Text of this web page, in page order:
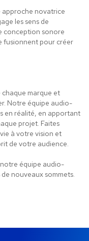
approche novatrice
les sens de
conception sonore
fusionnent pour créer
chaque marque et
Notre équipe audio-
en réalité, en apportant
projet. Faites
à votre vision et
de votre audience.
équipe audio-
nouveaux sommets.